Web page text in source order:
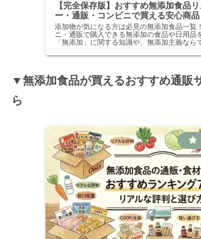
【完全保存版】おすすめ無添加食品
ー・通販・コンビニで買える安心商
添加物が気になる方は必見の無添加食品一覧
ニ・通販で購入できる無添加の食品や日用品
「無添加」に関する知識や、無添加主義なら
▼無添加食品が買えるおすすめ通販
ら